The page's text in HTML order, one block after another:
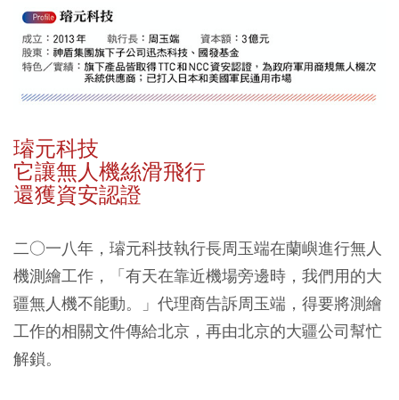
璿元科技
它讓無人機絲滑飛行
還獲資安認證
二○一八年，璿元科技執行長周玉端在蘭嶼進行無人
機測繪工作，「有天在靠近機場旁邊時，我們用的大
疆無人機不能動。」代理商告訴周玉端，得要將測繪
工作的相關文件傳給北京，再由北京的大疆公司幫忙
解鎖。